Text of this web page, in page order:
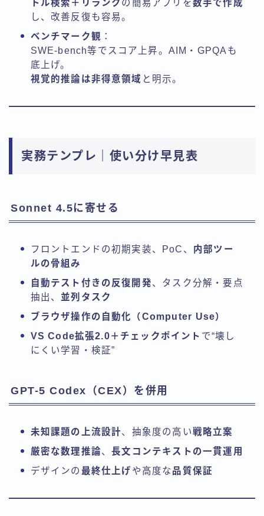
トル検索＋リランク の簡易アプリを数手で作成
し、改善反復も容易。
ベンチマーク観 ：
SWE-bench等でスコア上昇。AIM・GPQAも
底上げ。
視覚的推論は非得意領域 と明示。
実務テンプレ｜使い分け早見表
Sonnet 4.5に寄せる
フロントエンドの初期実装、PoC、 内部ツー
ルの骨組み
自動テスト付きの反復開発、タスク分解・要点
抽出、 並列タスク
ブラウザ操作の自動化（Computer Use）
VS Code拡張2.0＋チェックポイント で“壊し
にくい学習・検証”
GPT-5 Codex（CEX）を併用
未知課題の上流設計、抽象度の高い戦略立案
厳密な数理推論、長文コンテキストの一貫運用
デザインの 最終仕上げや高度な品質保証